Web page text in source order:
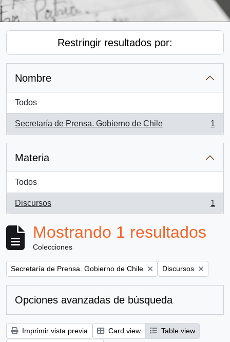
Restringir resultados por:
Nombre
Todos
Secretaría de Prensa. Gobierno de Chile
, 1 resultados
1
Materia
Todos
Discursos
, 1 resultados
1
Mostrando 1 resultados
Colecciones
Remove filter:
Secretaría de Prensa. Gobierno de Chile Remove filter:
Discursos
Opciones avanzadas de búsqueda
Imprimir vista previa Card view
Table view